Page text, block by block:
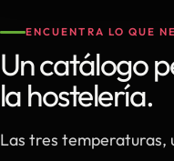
ENCUENTRA LO QUE
Un catálogo
la hostelería.
Las tres temperaturas,